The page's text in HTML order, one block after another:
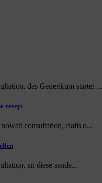
das Generikum startet ...
rezept
consultation, cialis o...
an diese sende...